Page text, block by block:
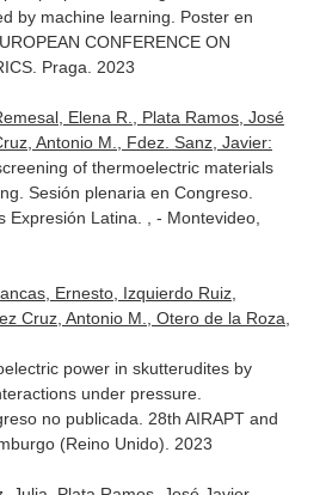
by machine learning. Poster en
CONFERENCE ON
Praga. 2023
Elena R., Plata Ramos, José
Antonio M., Fdez. Sanz, Javier:
of thermoelectric materials
Sesión plenaria en Congreso.
Expresión Latina. , - Montevideo,
Ernesto, Izquierdo Ruiz,
Cruz, Antonio M., Otero de la Roza,
power in skutterudites by
under pressure.
no publicada. 28th AIRAPT and
(Reino Unido). 2023